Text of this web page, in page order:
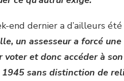
end dernier a d’ailleurs
un assesseur a forcé
voter et donc accéder à
1945 sans distinction de